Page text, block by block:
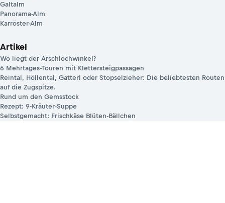
Galtalm
Panorama-Alm
Karröster-Alm
Artikel
Wo liegt der Arschlochwinkel?
6 Mehrtages-Touren mit Klettersteigpassagen
Reintal, Höllental, Gatterl oder Stopselzieher: Die beliebtesten Routen
auf die Zugspitze.
Rund um den Gemsstock
Rezept: 9-Kräuter-Suppe
Selbstgemacht: Frischkäse Blüten-Bällchen